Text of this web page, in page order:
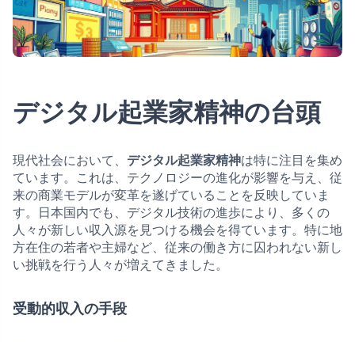
デジタル起業家精神の台頭
現代社会において、 デジタル起業家精神は特に注目を集め
ています。これは、テクノロジーの進化が影響を与え、従
来の商業モデルが変革を遂げていることを反映していま
す。日本国内でも、デジタル技術の進歩により、多くの
人々が新しい収入源を見つける機会を得ています。特に地
方在住の若者や主婦など、従来の働き方に囚われない新し
い挑戦を行う人々が増えてきました。
受動的収入の手段